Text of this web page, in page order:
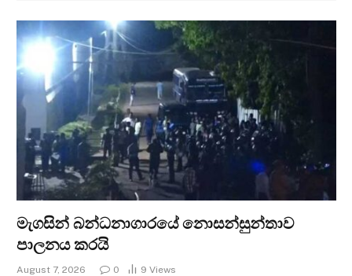
මැගසින් බන්ධනාගාරයේ නොසන්සුන්තාව
පාලනය කරයි
August 7, 2026 0 9 Views